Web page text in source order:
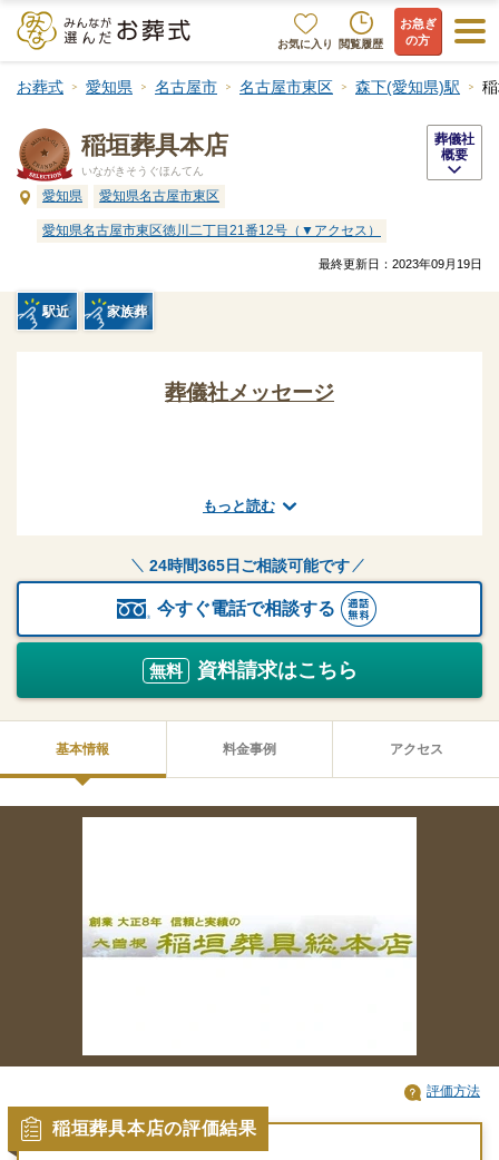
お気に入り 閲覧履歴
お急ぎ
の方
お葬式 愛知県 名古屋市 名古屋市東区 森下(愛知県)駅
稲垣葬具本店
いながきそうぐほんてん
愛知県 愛知県名古屋市東区
愛知県名古屋市東区徳川二丁目21番12号（▼アクセス）
葬儀社
概要
最終更新日： 2023年09月19日
駅近 家族葬
葬儀社メッセージ
もっと読む
24時間365日ご相談可能です
今すぐ電話で相談する
無料 資料請求はこちら
基本情報 料金事例 アクセス
稲垣葬具本店の評価結果
評価方法